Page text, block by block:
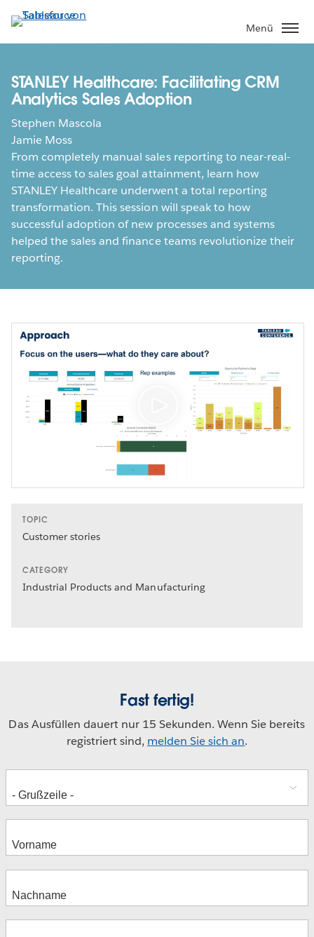
Direkt
zum
Inhalt
Menü
STANLEY Healthcare: Facilitating CRM
Analytics Sales Adoption
Stephen Mascola
Jamie Moss
From completely manual sales reporting to near-real-
time access to sales goal attainment, learn how
STANLEY Healthcare underwent a total reporting
transformation. This session will speak to how
successful adoption of new processes and systems
helped the sales and finance teams revolutionize their
reporting.
TOPIC
Customer stories
CATEGORY
Industrial Products and Manufacturing
Fast fertig!
Das Ausfüllen dauert nur 15 Sekunden. Wenn Sie bereits
registriert sind, melden Sie sich an.